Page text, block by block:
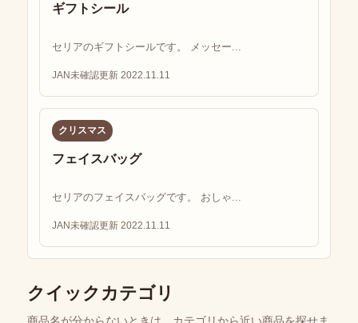
ギフトシール
セリアのギフトシールです。 メッセー...
JAN未確認更新 2022.11.11
クリスマス
フェイスバッグ
セリアのフェイスバッグです。 おしゃ...
JAN未確認更新 2022.11.11
クイックカテゴリ
商品名が分からないときは、カテゴリから近い商品を探せま